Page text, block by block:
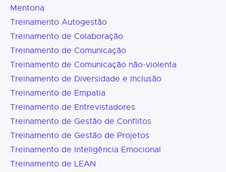
Mentoria
Treinamento Autogestão
Treinamento de Colaboração
Treinamento de Comunicação
Treinamento de Comunicação não-violenta
Treinamento de Diversidade e Inclusão
Treinamento de Empatia
Treinamento de Entrevistadores
Treinamento de Gestão de Conflitos
Treinamento de Gestão de Projetos
Treinamento de Inteligência Emocional
Treinamento de LEAN